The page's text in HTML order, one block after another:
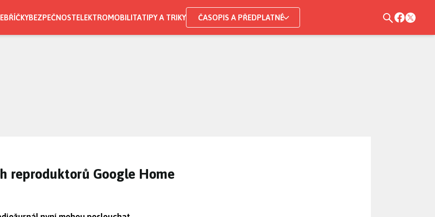
BEZPEČNOSTELEKTROMOBILITATIPY A TRIKY ČASOPIS A PŘEDPLATNÉ
reproduktorů Google Home